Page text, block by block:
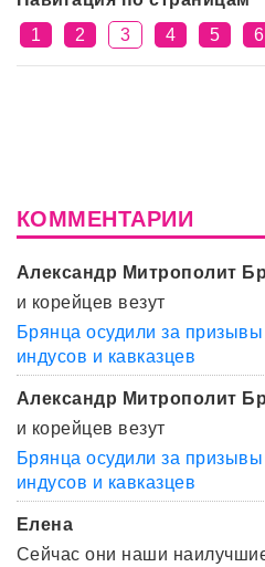
1
2 3 4 5 6
КОММЕНТАРИИ
Александр Митрополит
и корейцев везут
Брянца осудили за
индусов и кавказцев
Александр Митрополит
и корейцев везут
Брянца осудили за
индусов и кавказцев
Елена
Сейчас они наши